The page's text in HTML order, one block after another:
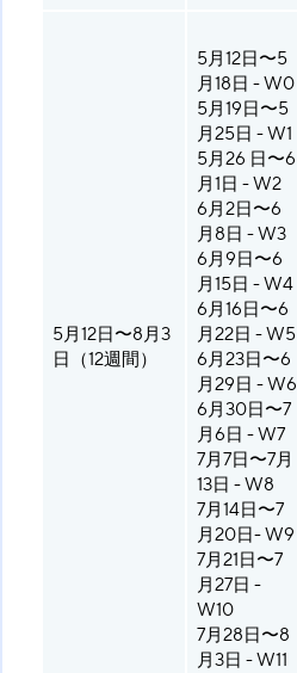
5月12日〜8月3
日（12週間）
5月12日〜5
月18日 - W0
5月19日〜5
月25日 - W1
5月26 日〜6
月1日 - W2
6月2日〜6
月8日 - W3
6月9日〜6
月15日 - W4
6月16日〜6
月22日 - W5
6月23日〜6
月29日 - W6
6月30日〜7
月6日 - W7
7月7日〜7月
13日 - W8
7月14日〜7
月20日- W9
7月21日〜7
月27日 -
W10
7月28日〜8
月3日 - W11